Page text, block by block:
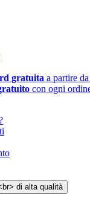
gratuita a partire
con ogni